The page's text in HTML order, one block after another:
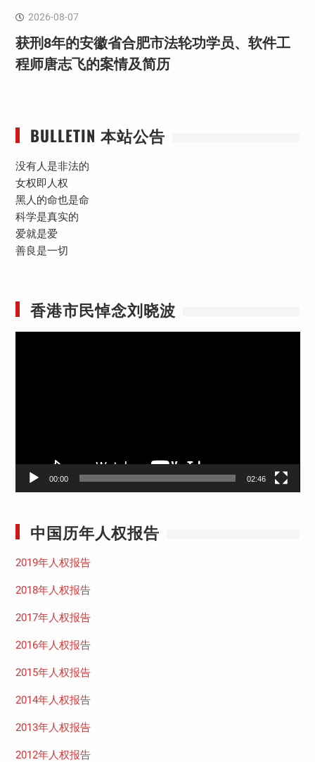
2026-08-07
获刑8年的安徽省合肥市法轮功学员、软件工
程师唐志飞的案情及简历
BULLETIN 本站公告
没有人是非法的
女权即人权
黑人的命也是命
科学是真实的
爱就是爱
善良是一切
香港市民悼念刘晓波
00:00 02:46
中国历年人权报告
2019年人权报告
2018年人权报告
2017年人权报告
2016年人权报告
2015年人权报告
2014年人权报告
2013年人权报告
2012年人权报告